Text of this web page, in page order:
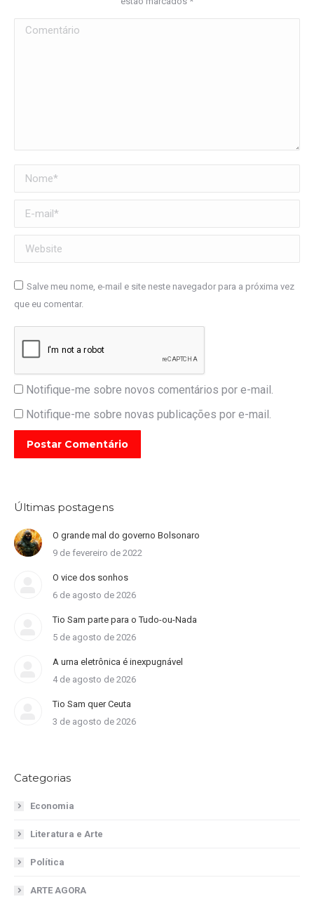
Comentário
Nome *
E-mail *
Website
Salve meu nome, e-mail e site neste navegador para a próxima vez
que eu comentar.
Notifique-me sobre novos comentários por e-mail.
Notifique-me sobre novas publicações por e-mail.
Postar Comentário
Últimas postagens
O grande mal do governo Bolsonaro
9 de fevereiro de 2022
O vice dos sonhos
6 de agosto de 2026
Tio Sam parte para o Tudo-ou-Nada
5 de agosto de 2026
A urna eletrônica é inexpugnável
4 de agosto de 2026
Tio Sam quer Ceuta
3 de agosto de 2026
Categorias
Economia
Literatura e Arte
Política
ARTE AGORA